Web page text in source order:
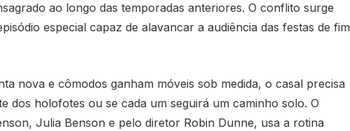
ao longo das temporadas anteriores. O conflito surge
especial capaz de alavancar a audiência das festas de fim
nova e cômodos ganham móveis sob medida, o casal precisa
dos holofotes ou se cada um seguirá um caminho solo. O
Julia Benson e pelo diretor Robin Dunne, usa a rotina